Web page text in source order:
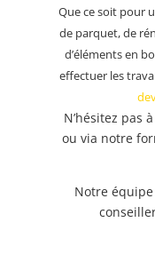
Que ce soit pour
de parquet, de
d’éléments en
effectuer les
N’hésitez pas
ou via notre
Notre